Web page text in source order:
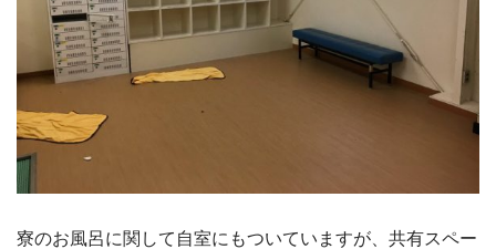
寮のお風呂に関して自室にもついていますが、共有スペー